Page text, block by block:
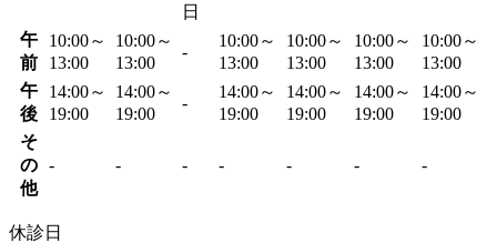
日
午
前
10:00～
13:00
10:00～
13:00
-
10:00～
13:00
10:00～
13:00
10:00～
13:00
10:00～
13:00
午
後
14:00～
19:00
14:00～
19:00
-
14:00～
19:00
14:00～
19:00
14:00～
19:00
14:00～
19:00
そ
の
他
- - - - - - -
休診日